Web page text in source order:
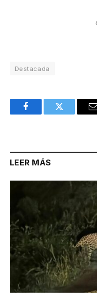
Destacada
FacebookTwitter
LEER MÁS